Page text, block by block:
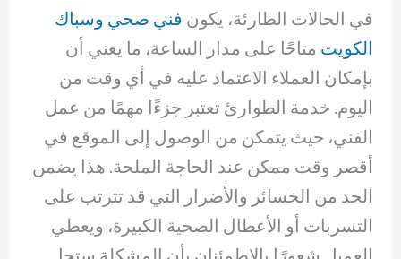
في الحالات الطارئة، يكون فني صحي وسباك
الكويت متاحًا على مدار الساعة، ما يعني أن
بإمكان العملاء الاعتماد عليه في أي وقت من
اليوم. خدمة الطوارئ تعتبر جزءًا مهمًا من عمل
الفني، حيث يتمكن من الوصول إلى الموقع في
أقصر وقت ممكن عند الحاجة الملحة. هذا يضمن
الحد من الخسائر والأضرار التي قد تترتب على
التسربات أو الأعطال الصحية الكبيرة، ويعطي
العميل شعورًا بالاطمئنان بأن المشكلة ستحل